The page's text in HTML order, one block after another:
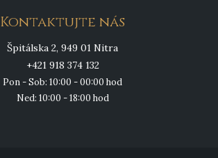
Kontaktujte nás
Špitálska 2, 949 01 Nitra
+421 918 374 132
Pon - Sob: 10:00 - 00:00 hod
Ned: 10:00 - 18:00 hod